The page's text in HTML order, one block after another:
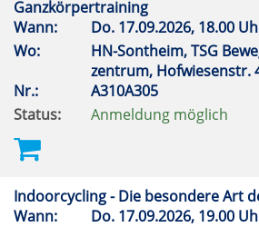
Ganzkörpertraining
Wann:
Do. 17.09.2026, 18.00
Wo:
HN-Sontheim, TSG
zentrum, Hofwiesenstr.
Nr.:
A310A305
Status:
Anmeldung möglich
Indoorcycling - Die besondere Art
Wann:
Do. 17.09.2026, 19.00